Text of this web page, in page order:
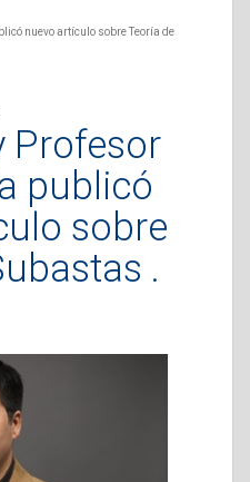
nuevo artículo sobre Teoría de
Profesor
publicó
sobre
.